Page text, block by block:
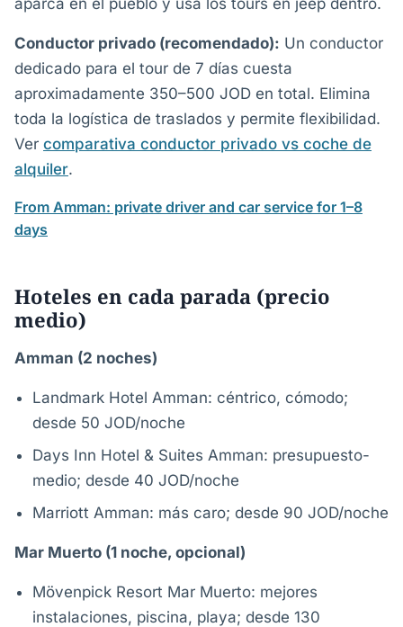
aparca en el pueblo y usa los tours en jeep dentro.
Conductor privado (recomendado): Un conductor
dedicado para el tour de 7 días cuesta
aproximadamente 350–500 JOD en total. Elimina
toda la logística de traslados y permite flexibilidad.
Ver comparativa conductor privado vs coche de
alquiler.
From Amman: private driver and car service for 1–8
days
Hoteles en cada parada (precio
medio)
Amman (2 noches)
Landmark Hotel Amman: céntrico, cómodo;
desde 50 JOD/noche
Days Inn Hotel & Suites Amman: presupuesto-
medio; desde 40 JOD/noche
Marriott Amman: más caro; desde 90 JOD/noche
Mar Muerto (1 noche, opcional)
Mövenpick Resort Mar Muerto: mejores
instalaciones, piscina, playa; desde 130